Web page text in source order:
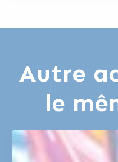
Autre
le